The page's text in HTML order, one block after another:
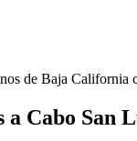
de Baja
Cabo San